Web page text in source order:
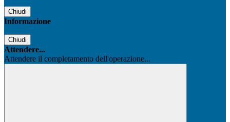
Chiudi
Informazione
Chiudi
Attendere...
Attendere il completamento dell'operazione...